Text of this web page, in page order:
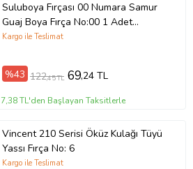
Suluboya Fırçası 00 Numara Samur
Guaj Boya Fırça No:00 1 Adet
(Bordo)
Kargo ile Teslimat
%43 122,45 TL 69,24 TL
7,38 TL'den Başlayan Taksitlerle
Vincent 210 Serisi Öküz Kulağı Tüyü
Yassı Fırça No: 6
Kargo ile Teslimat